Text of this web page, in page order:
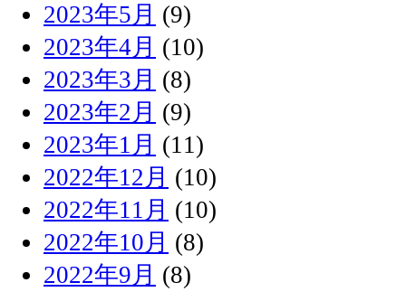
2023年5月 (9)
2023年4月 (10)
2023年3月 (8)
2023年2月 (9)
2023年1月 (11)
2022年12月 (10)
2022年11月 (10)
2022年10月 (8)
2022年9月 (8)